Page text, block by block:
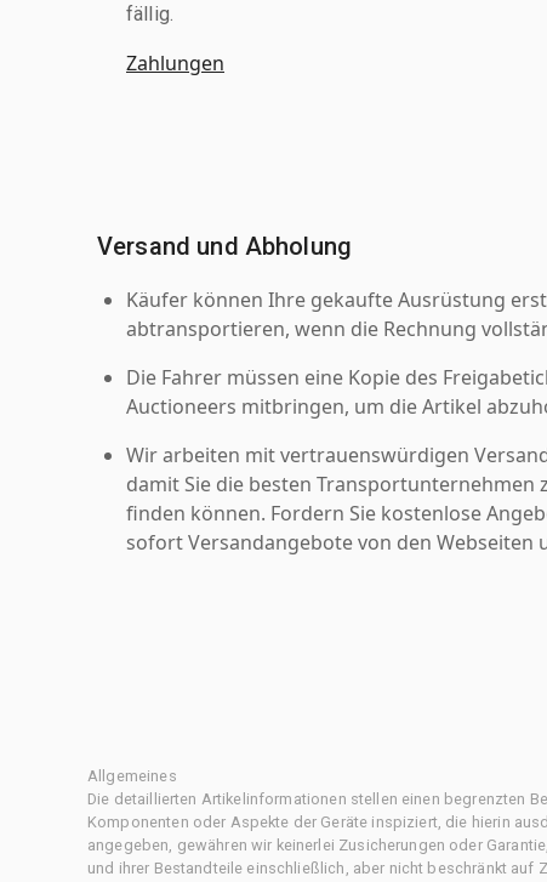
fällig.
Zahlungen
Versand und Abholung
Käufer können Ihre gekaufte Ausrüstung
abtransportieren, wenn die Rechnung
Die Fahrer müssen eine Kopie des
Auctioneers mitbringen, um die Artikel
Wir arbeiten mit vertrauenswürdigen
damit Sie die besten Transportunternehmen
finden können. Fordern Sie kostenlose
sofort Versandangebote von den Webseiten
Allgemeines
Die detaillierten Artikelinformationen stellen einen begrenzten
Komponenten oder Aspekte der Geräte inspiziert, die hierin
angegeben, gewähren wir keinerlei Zusicherungen oder
und ihrer Bestandteile einschließlich, aber nicht beschränkt